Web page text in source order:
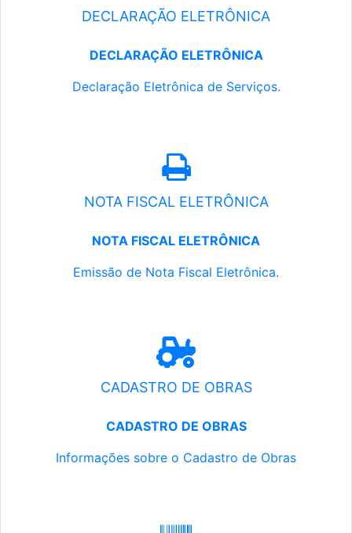
DECLARAÇÃO ELETRÔNICA
DECLARAÇÃO ELETRÔNICA
Declaração Eletrônica de Serviços.
NOTA FISCAL ELETRÔNICA
NOTA FISCAL ELETRÔNICA
Emissão de Nota Fiscal Eletrônica.
CADASTRO DE OBRAS
CADASTRO DE OBRAS
Informações sobre o Cadastro de Obras